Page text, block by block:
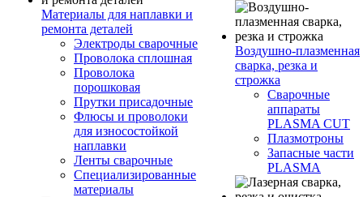
Материалы для наплавки и
ремонта деталей
Электроды сварочные
Проволока сплошная
Проволока
порошковая
Прутки присадочные
Флюсы и проволоки
для износостойкой
наплавки
Ленты сварочные
Специализированные
материалы
Воздушно-плазменная
сварка, резка и
строжка
Сварочные
аппараты
PLASMA CUT
Плазмотроны
Запасные части
PLASMA